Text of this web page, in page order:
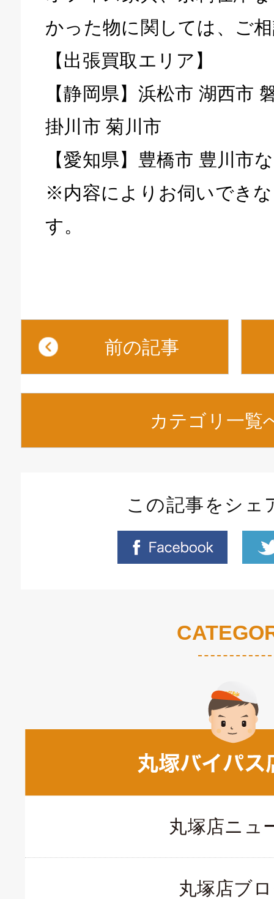
かった物に関しては、ご
【出張買取エリア】
【静岡県】浜松市 湖西市
掛川市 菊川市
【愛知県】豊橋市 豊川市
※内容によりお伺いでき
す。
前の記事
カテゴリ一覧
この記事をシェ
丸塚店ニュ
丸塚店ブ